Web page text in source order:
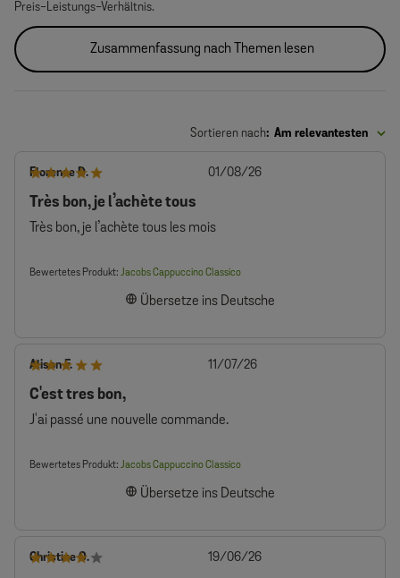
Preis-Leistungs-Verhältnis.
Zusammenfassung nach Themen lesen
Sortieren nach: Am relevantesten
Florence D.
Très bon, je l’achète tous
Très bon, je l’achète tous les mois
Bewertetes Produkt: Jacobs Cappuccino Classico
Übersetze ins Deutsche
Veröffentlichungsdatum
01/08/26
Alison F.
C'est tres bon,
J'ai passé une nouvelle commande.
Bewertetes Produkt: Jacobs Cappuccino Classico
Übersetze ins Deutsche
Veröffentlichungsdatum
11/07/26
Christine O. Veröffentlichungsdatum
19/06/26